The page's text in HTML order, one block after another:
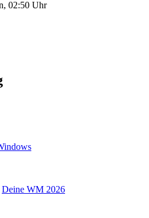
02:50 Uhr
Deine WM 2026